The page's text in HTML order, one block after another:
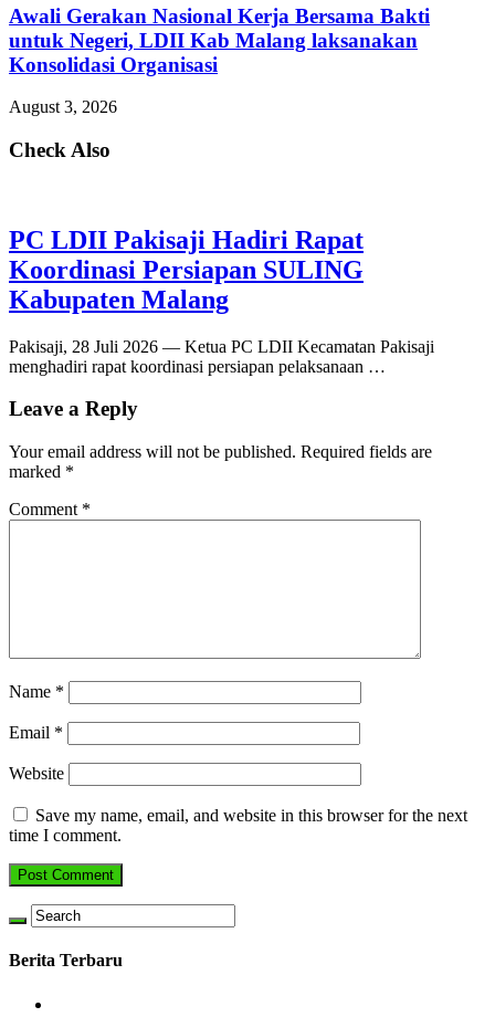
Awali Gerakan Nasional Kerja Bersama Bakti
untuk Negeri, LDII Kab Malang laksanakan
Konsolidasi Organisasi
August 3, 2026
Check Also
PC LDII Pakisaji Hadiri Rapat
Koordinasi Persiapan SULING
Kabupaten Malang
Pakisaji, 28 Juli 2026 — Ketua PC LDII Kecamatan Pakisaji
menghadiri rapat koordinasi persiapan pelaksanaan …
Leave a Reply
Your email address will not be published. Required fields are
marked *
Comment *
Name *
Email *
Website
Save my name, email, and website in this browser for the next
time I comment.
Berita Terbaru